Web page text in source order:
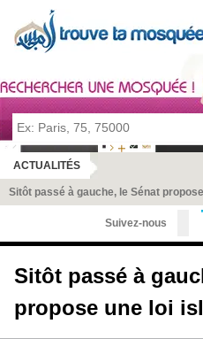
ACTUALITÉS
Sitôt passé à gauche, le Sénat
Suivez-nous
Sitôt passé à
propose une loi